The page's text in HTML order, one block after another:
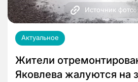
Источник
Актуальное
Жители
Яковлева жалуются на